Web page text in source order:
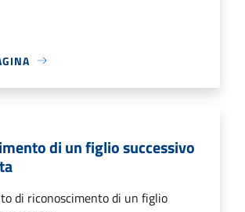
di un figlio successivo
di riconoscimento di un figlio